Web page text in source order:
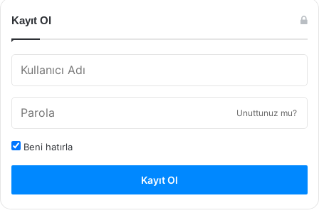
Kayıt Ol
Unuttunuz mu?
Beni hatırla
Kayıt Ol